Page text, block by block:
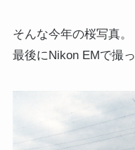
そんな今年の桜写真。
最後にNikon EMで撮